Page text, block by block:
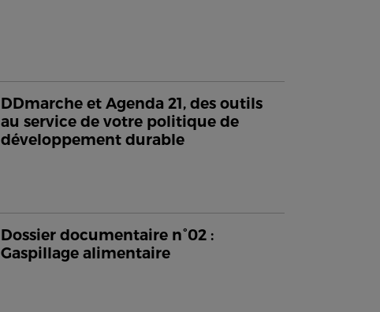
DDmarche et Agenda 21, des outils
au service de votre politique de
développement durable
Dossier documentaire n°02 :
Gaspillage alimentaire